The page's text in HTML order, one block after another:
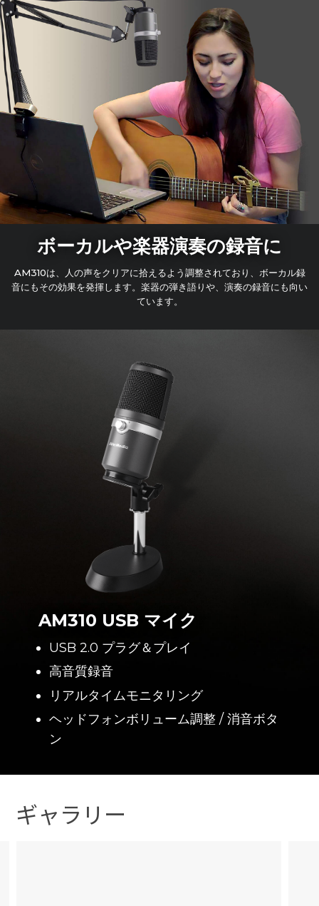
ボーカルや楽器演奏の録音に
AM310は、人の声をクリアに拾えるよう調整されており、ボーカル録
音にもその効果を発揮します。楽器の弾き語りや、演奏の録音にも向い
ています。
AM310 USB マイク
USB 2.0 プラグ＆プレイ
高音質録音
リアルタイムモニタリング
ヘッドフォンボリューム調整 / 消音ボタ
ン
ギャラリー